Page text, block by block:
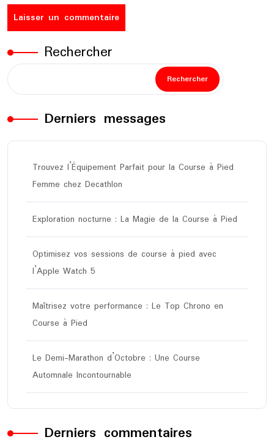
Rechercher
Rechercher
Derniers messages
Trouvez l’Équipement Parfait pour la Course à Pied
Femme chez Decathlon
Exploration nocturne : La Magie de la Course à Pied
Optimisez vos sessions de course à pied avec
l’Apple Watch 5
Maîtrisez votre performance : Le Top Chrono en
Course à Pied
Le Demi-Marathon d’Octobre : Une Course
Automnale Incontournable
Derniers commentaires